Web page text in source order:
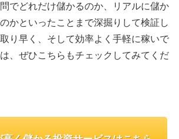
でどれだけ儲かるのか、リアルに儲か
かといったことまで深掘りして検証し
り早く、そして効率よく手軽に稼いで
、ぜひこちらもチェックしてみてくだ
く儲かる投資サービスはこちら